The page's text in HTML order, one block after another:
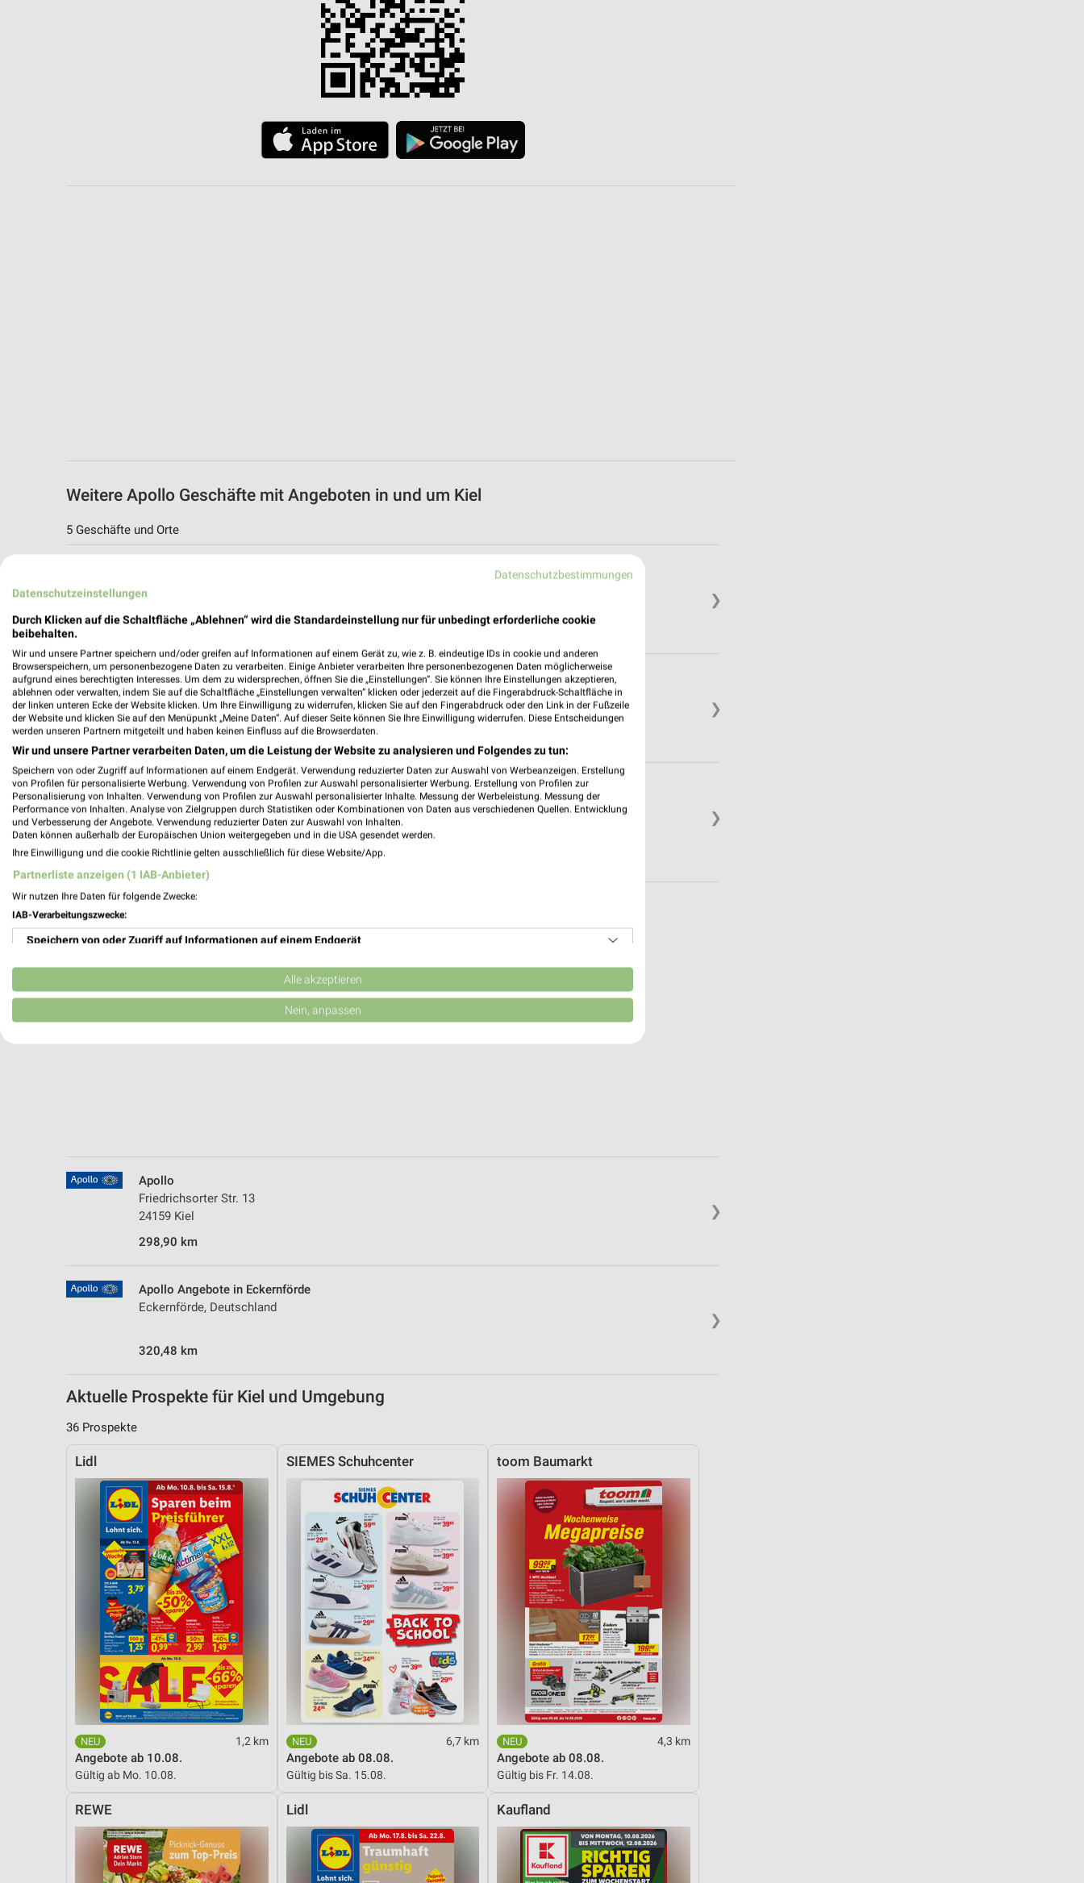
Weitere Apollo Geschäfte mit Angeboten in und um Kiel
5 Geschäfte und Orte
❯
Sophienblatt 20
294,83 km
❯
Apollo
Winterbeker Weg 44
24114 Kiel
295,31 km
❯
Apollo
Mühlendamm 1
24113 Kiel
296,12 km
❯
Apollo
Friedrichsorter Str. 13
24159 Kiel
298,90 km
❯
Apollo Angebote in Eckernförde
Eckernförde, Deutschland
320,48 km
Aktuelle Prospekte für Kiel und Umgebung
36 Prospekte
Lidl
1,2 km
Angebote ab 10.08.
Gültig ab Mo. 10.08.
SIEMES Schuhcenter
6,7 km
Angebote ab 08.08.
Gültig bis Sa. 15.08.
toom Baumarkt
4,3 km
Angebote ab 08.08.
Gültig bis Fr. 14.08.
REWE Lidl Kaufland
Datenschutzbestimmungen
Datenschutzeinstellungen
Durch Klicken auf die Schaltfläche „Ablehnen“ wird die Standardeinstellung nur für unbedingt erforderliche cookie
beibehalten.
Wir und unsere Partner speichern und/oder greifen auf Informationen auf einem Gerät zu, wie z. B. eindeutige IDs in cookie und anderen
Browserspeichern, um personenbezogene Daten zu verarbeiten. Einige Anbieter verarbeiten Ihre personenbezogenen Daten möglicherweise
aufgrund eines berechtigten Interesses. Um dem zu widersprechen, öffnen Sie die „Einstellungen“. Sie können Ihre Einstellungen akzeptieren,
ablehnen oder verwalten, indem Sie auf die Schaltfläche „Einstellungen verwalten“ klicken oder jederzeit auf die Fingerabdruck-Schaltfläche in
der linken unteren Ecke der Website klicken. Um Ihre Einwilligung zu widerrufen, klicken Sie auf den Fingerabdruck oder den Link in der Fußzeile
der Website und klicken Sie auf den Menüpunkt „Meine Daten“. Auf dieser Seite können Sie Ihre Einwilligung widerrufen. Diese Entscheidungen
werden unseren Partnern mitgeteilt und haben keinen Einfluss auf die Browserdaten.
Wir und unsere Partner verarbeiten Daten, um die Leistung der Website zu analysieren und Folgendes zu tun:
Speichern von oder Zugriff auf Informationen auf einem Endgerät. Verwendung reduzierter Daten zur Auswahl von Werbeanzeigen. Erstellung
von Profilen für personalisierte Werbung. Verwendung von Profilen zur Auswahl personalisierter Werbung. Erstellung von Profilen zur
Personalisierung von Inhalten. Verwendung von Profilen zur Auswahl personalisierter Inhalte. Messung der Werbeleistung. Messung der
Performance von Inhalten. Analyse von Zielgruppen durch Statistiken oder Kombinationen von Daten aus verschiedenen Quellen. Entwicklung
und Verbesserung der Angebote. Verwendung reduzierter Daten zur Auswahl von Inhalten.
Daten können außerhalb der Europäischen Union weitergegeben und in die USA gesendet werden.
Ihre Einwilligung und die cookie Richtlinie gelten ausschließlich für diese Website/App.
Partnerliste anzeigen (1 IAB-Anbieter)
Wir nutzen Ihre Daten für folgende Zwecke:
IAB-Verarbeitungszwecke:
Speichern von oder Zugriff auf Informationen auf einem Endgerät
Verwendung reduzierter Daten zur Auswahl von Werbeanzeigen
Erstellung von Profilen für personalisierte Werbung
Messung der Performance von Inhalten
Analyse von Zielgruppen durch Statistiken oder Kombinationen von Daten aus verschiedenen
Entwicklung und Verbesserung der Angebote
Verwendung reduzierter Daten zur Auswahl von Inhalten
Nicht-IAB-Verarbeitungszwecke:
Notwendig
Performance
Alle akzeptieren
Nein, anpassen